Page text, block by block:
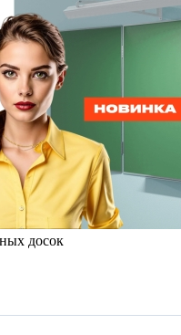
досок